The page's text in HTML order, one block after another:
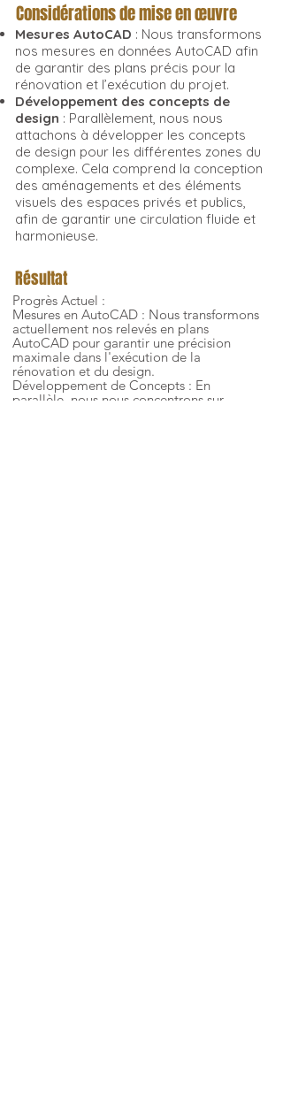
Considérations de mise en œuvre
Mesures AutoCAD : Nous transformons
nos mesures en données AutoCAD afin
de garantir des plans précis pour la
rénovation et l’exécution du projet.
Développement des concepts de
design : Parallèlement, nous nous
attachons à développer les concepts
de design pour les différentes zones du
complexe. Cela comprend la conception
des aménagements et des éléments
visuels des espaces privés et publics,
afin de garantir une circulation fluide et
harmonieuse.
Résultat
Progrès Actuel :
Mesures en AutoCAD : Nous transformons
actuellement nos relevés en plans
AutoCAD pour garantir une précision
maximale dans l'exécution de la
rénovation et du design.
Développement de Concepts : En
parallèle, nous nous concentrons sur